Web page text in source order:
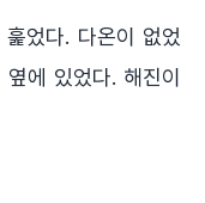
었다. 다온이 없었
에 있었다. 해진이